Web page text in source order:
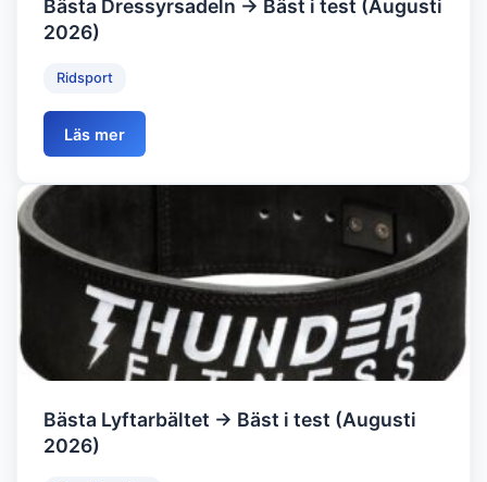
Bästa Dressyrsadeln → Bäst i test (Augusti
2026)
Ridsport
Läs mer
Bästa Lyftarbältet → Bäst i test (Augusti
2026)